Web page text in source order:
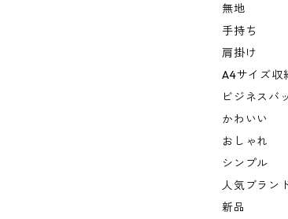
無地
手持ち
肩掛け
A4サイズ収
ビジネスバ
かわいい
おしゃれ
シンプル
人気ブラン
新品